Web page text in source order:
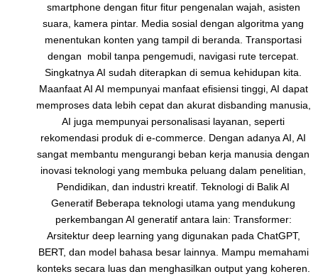
smartphone dengan fitur fitur pengenalan wajah, asisten
suara, kamera pintar. Media sosial dengan algoritma yang
menentukan konten yang tampil di beranda. Transportasi
dengan mobil tanpa pengemudi, navigasi rute tercepat.
Singkatnya AI sudah diterapkan di semua kehidupan kita.
Maanfaat AI AI mempunyai manfaat efisiensi tinggi, AI dapat
memproses data lebih cepat dan akurat disbanding manusia,
AI juga mempunyai personalisasi layanan, seperti
rekomendasi produk di e-commerce. Dengan adanya AI, AI
sangat membantu mengurangi beban kerja manusia dengan
inovasi teknologi yang membuka peluang dalam penelitian,
Pendidikan, dan industri kreatif. Teknologi di Balik AI
Generatif Beberapa teknologi utama yang mendukung
perkembangan AI generatif antara lain: Transformer:
Arsitektur deep learning yang digunakan pada ChatGPT,
BERT, dan model bahasa besar lainnya. Mampu memahami
konteks secara luas dan menghasilkan output yang koheren.